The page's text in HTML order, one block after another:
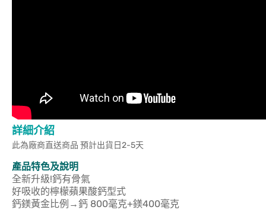
詳細介紹
此為廠商直送商品 預計出貨日2-5天
產品特色及說明
全新升級!鈣有骨氣
好吸收的檸檬蘋果酸鈣型式
鈣鎂黃金比例→鈣 800毫克+鎂400毫克